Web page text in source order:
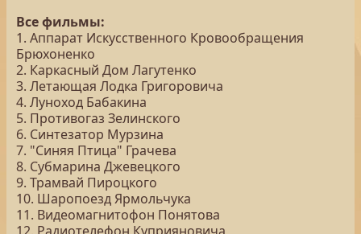
Все фильмы:
1. Аппарат Искусственного Кровообращения
Брюхоненко
2. Каркасный Дом Лагутенко
3. Летающая Лодка Григоровича
4. Луноход Бабакина
5. Противогаз Зелинского
6. Синтезатор Мурзина
7. "Синяя Птица" Грачева
8. Субмарина Джевецкого
9. Трамвай Пироцкого
10. Шаропоезд Ярмольчука
11. Видеомагнитофон Понятова